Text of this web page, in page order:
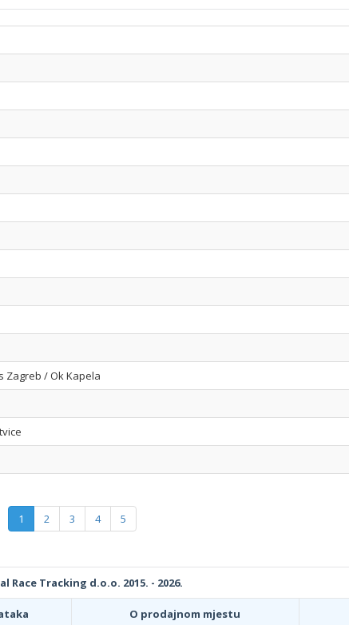
Zagreb / Ok Kapela
1 2 3 4 5
Race Tracking d.o.o. 2015. - 2026.
O prodajnom mjestu